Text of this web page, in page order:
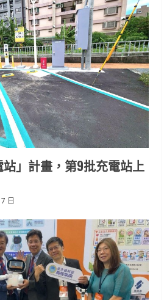
」計畫，第9批充電站上
日